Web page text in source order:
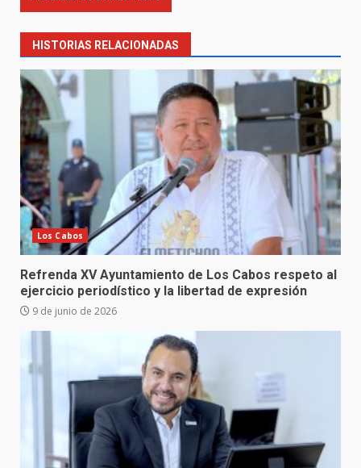
HISTORIAS RELACIONADAS
Los Cabos
Refrenda XV Ayuntamiento de Los Cabos respeto al
ejercicio periodístico y la libertad de expresión
9 de junio de 2026